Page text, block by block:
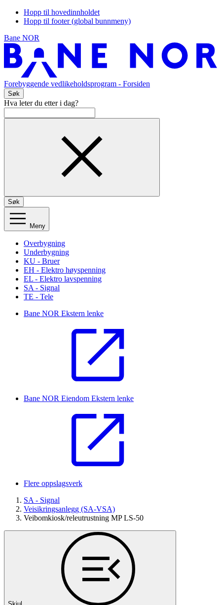
Hopp til hovedinnholdet
Hopp til footer (global bunnmeny)
Bane NOR
Forebyggende vedlikeholdsprogram - Forsiden
Søk
Hva leter du etter i dag?
Søk
Meny
Overbygning
Underbygning
KU - Bruer
EH - Elektro høyspenning
EL - Elektro lavspenning
SA - Signal
TE - Tele
Bane NOR Ekstern lenke
Bane NOR Eiendom Ekstern lenke
Flere oppslagsverk
SA - Signal
Veisikringsanlegg (SA-VSA)
Veibomkiosk/releutrustning MP LS-50